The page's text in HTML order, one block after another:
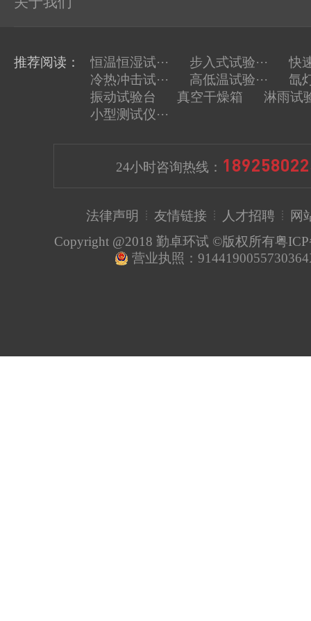
上一
推荐阅读： 恒温恒湿试··· 步入式试验···
快
冷热冲击试···
高低温试验···
氙
振动试验台
真空干燥箱
淋雨试
小型测试仪···
24小时咨询热线：
法律声明 友情链接 人才招聘
网
Copyright @2018 勤卓环试 ©版权所有粤
营业执照：